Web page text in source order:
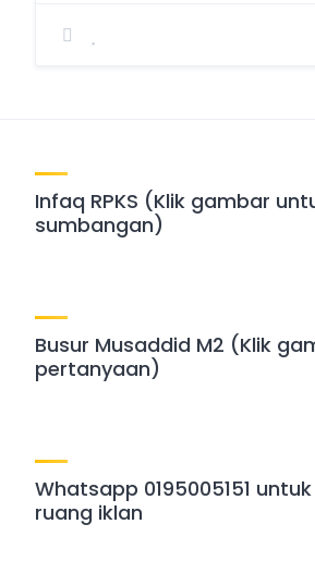
Infaq RPKS (Klik gambar
sumbangan)
Busur Musaddid M2 (Klik
pertanyaan)
Whatsapp 0195005151
ruang iklan